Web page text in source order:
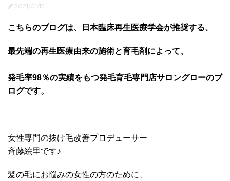
2021/01/15
こちらのブログは、日本臨床再生医療学会が推奨する、
最先端の再生医療由来の施術と育毛剤によって、
発毛率98％の実績をもつ発毛育毛専門店サロングローのブ
ログです。
女性専門の抜け毛改善プロデューサー
斉藤絵里です♪
髪の毛にお悩みの女性の方のために、